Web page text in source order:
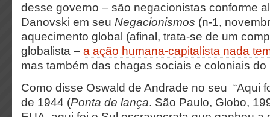
desse governo – são negacionistas conforme
Danovski em seu Negacionismos (n-1,
aquecimento global (afinal, trata-se de um
globalista – a ação humana-capitalista nada
mas também das chagas sociais e coloniais
Como disse Oswald de Andrade no seu “Aqui
de 1944 (Ponta de lança. São Paulo, Globo,